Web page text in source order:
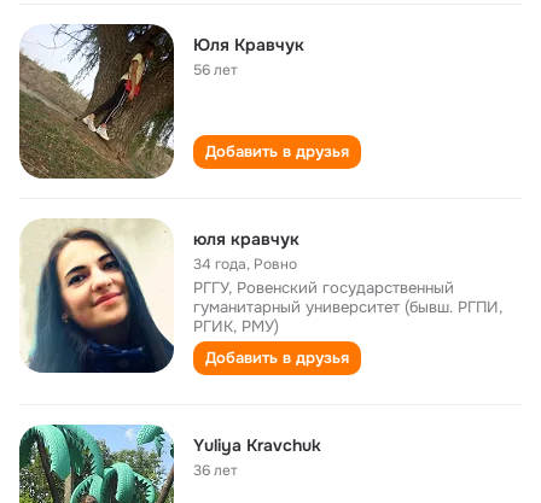
Юля Кравчук
56 лет
Добавить в друзья
юля кравчук
34 года, Ровно
РГГУ, Ровенский государственный
гуманитарный университет (бывш. РГПИ,
РГИК, РМУ)
Добавить в друзья
Yuliya Kravchuk
36 лет